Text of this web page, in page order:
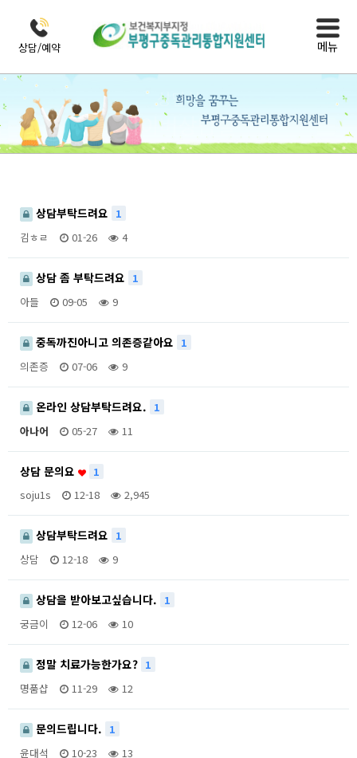
상담/예약 메뉴
상담실
사이버상담실
상담부탁드려요 1
김ㅎㄹ
01-26 4
상담 좀 부탁드려요 1
아들
09-05 9
중독까진아니고 의존증같아요 1
의존증
07-06 9
온라인 상담부탁드려요. 1
아나어
05-27 11
상담 문의요
1
soju1s
12-18 2,945
상담부탁드려요 1
상담
12-18 9
상담을 받아보고싶습니다. 1
궁금이
12-06 10
정말 치료가능한가요? 1
명품샵
11-29 12
문의드립니다. 1
윤대석
10-23 13